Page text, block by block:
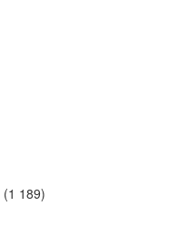
(1 189)